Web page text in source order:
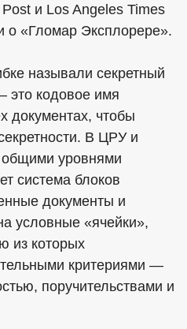
и Los Angeles Times
«Гломар Эксплорере».
называли секретный
это кодовое имя
документах, чтобы
В ЦРУ и
уровнями
система блоков
документы и
условные «ячейки»,
из которых
критериями —
поручительствами и